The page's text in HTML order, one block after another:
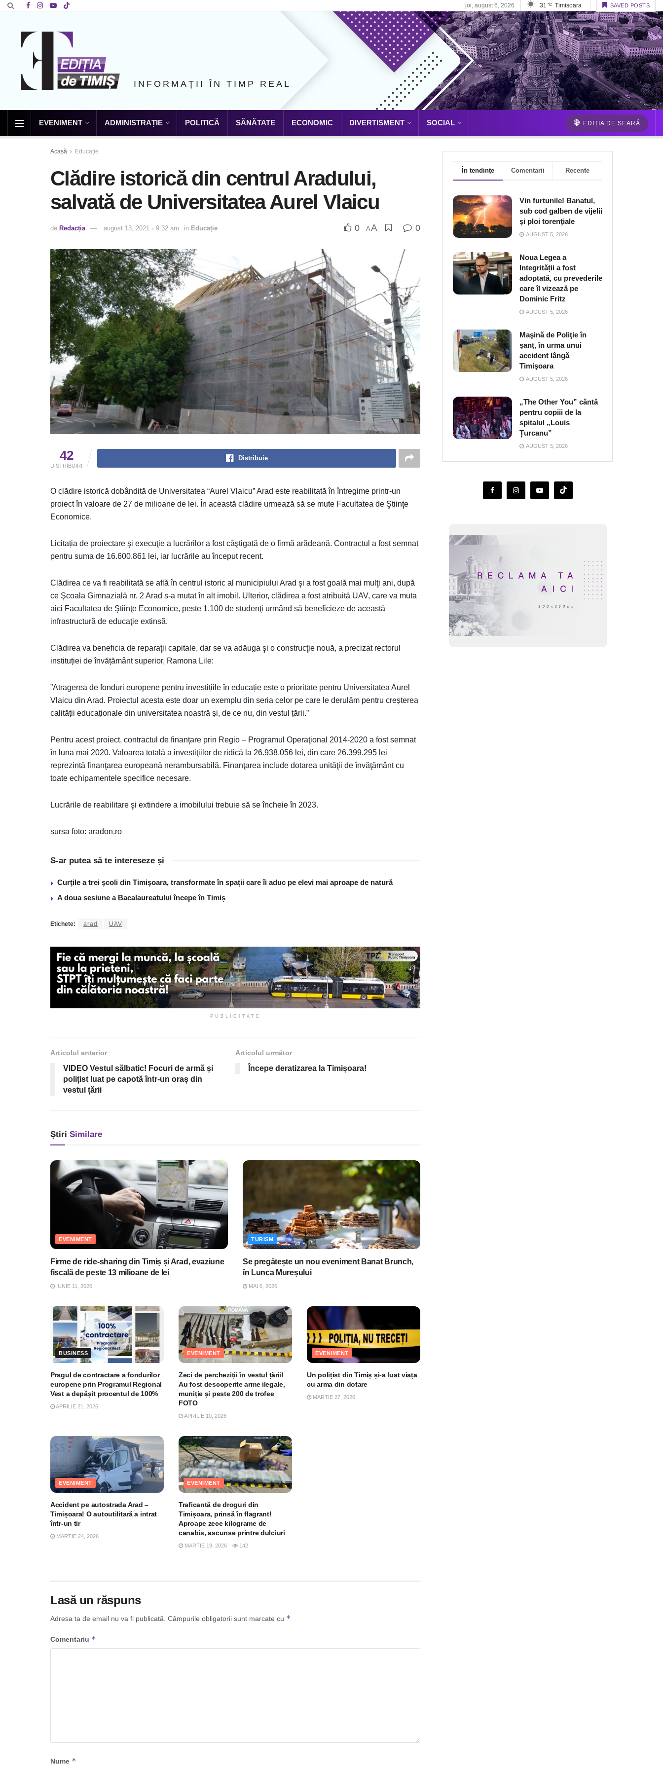
joi, august 6, 2026 31 °C Timisoara SAVED POSTS
INFORMAȚII ÎN TIMP REAL
EVENIMENT ADMINISTRAȚIE POLITICĂ SĂNĂTATE ECONOMIC DIVERTISMENT SOCIAL EDIȚIA DE SEARĂ
Acasă Educație
Clădire istorică din centrul Aradului,
salvată de Universitatea Aurel Vlaicu
de Redacția august 13, 2021 ◦ 9:32 am in Educație 0 AA 0
42
DISTRIBUIRI
Distribuie
O clădire istorică dobândită de Universitatea “Aurel Vlaicu” Arad este reabilitată în întregime printr-un
proiect în valoare de 27 de milioane de lei. În această clădire urmează să se mute Facultatea de Ştiinţe
Economice.
Licitația de proiectare şi execuţie a lucrărilor a fost câştigată de o firmă arădeană. Contractul a fost semnat
pentru suma de 16.600.861 lei, iar lucrările au început recent.
Clădirea ce va fi reabilitată se află în centrul istoric al municipiului Arad şi a fost goală mai mulţi ani, după
ce Şcoala Gimnazială nr. 2 Arad s-a mutat în alt imobil. Ulterior, clădirea a fost atribuită UAV, care va muta
aici Facultatea de Ştiinţe Economice, peste 1.100 de studenţi urmând să beneficieze de această
infrastructură de educaţie extinsă.
Clădirea va beneficia de reparaţii capitale, dar se va adăuga şi o construcţie nouă, a precizat rectorul
instituției de învățământ superior, Ramona Lile:
”Atragerea de fonduri europene pentru investițiile în educație este o prioritate pentru Universitatea Aurel
Vlaicu din Arad. Proiectul acesta este doar un exemplu din seria celor pe care le derulăm pentru creșterea
calității educaționale din universitatea noastră și, de ce nu, din vestul țării.”
Pentru acest proiect, contractul de finanţare prin Regio – Programul Operaţional 2014-2020 a fost semnat
în luna mai 2020. Valoarea totală a investiţiilor de ridică la 26.938.056 lei, din care 26.399.295 lei
reprezintă finanţarea europeană nerambursabilă. Finanţarea include dotarea unităţii de învăţământ cu
toate echipamentele specifice necesare.
Lucrările de reabilitare şi extindere a imobilului trebuie să se încheie în 2023.
sursa foto: aradon.ro
S-ar putea să te intereseze și
Curţile a trei şcoli din Timişoara, transformate în spații care îi aduc pe elevi mai aproape de natură
A doua sesiune a Bacalaureatului începe în Timiș
Etichete: arad UAV
PUBLICITATE
Articolul anterior
VIDEO Vestul sălbatic! Focuri de armă și
polițist luat pe capotă într-un oraș din
vestul țării
Articolul următor
Începe deratizarea la Timișoara!
Știri Similare
EVENIMENT
Firme de ride-sharing din Timiș și Arad, evaziune
fiscală de peste 13 milioane de lei
IUNIE 11, 2026
TURISM
Se pregătește un nou eveniment Banat Brunch,
în Lunca Mureșului
MAI 6, 2026
BUSINESS
Pragul de contractare a fondurilor
europene prin Programul Regional
Vest a depășit procentul de 100%
APRILIE 21, 2026
EVENIMENT
Zeci de percheziții în vestul țării!
Au fost descoperite arme ilegale,
muniție și peste 200 de trofee
FOTO
APRILIE 10, 2026
EVENIMENT
Un polițist din Timiș și-a luat viața
cu arma din dotare
MARTIE 27, 2026
EVENIMENT
Accident pe autostrada Arad –
Timișoara! O autoutilitară a intrat
într-un tir
MARTIE 24, 2026
EVENIMENT
Traficantă de droguri din
Timișoara, prinsă în flagrant!
Aproape zece kilograme de
canabis, ascunse printre dulciuri
MARTIE 19, 2026 142
Lasă un răspuns
Adresa ta de email nu va fi publicată. Câmpurile obligatorii sunt marcate cu *
Comentariu *
Nume *
În tendințe Comentarii Recente
Vin furtunile! Banatul,
sub cod galben de vijelii
şi ploi torenţiale
AUGUST 5, 2026
Noua Legea a
Integrității a fost
adoptată, cu prevederile
care îl vizează pe
Dominic Fritz
AUGUST 5, 2026
Maşină de Poliţie în
şanţ, în urma unui
accident lângă
Timişoara
AUGUST 5, 2026
„The Other You” cântă
pentru copiii de la
spitalul „Louis
Țurcanu”
AUGUST 5, 2026